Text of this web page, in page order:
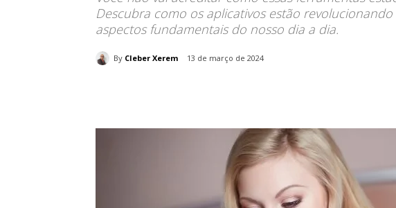
Descubra como os aplicativos estão
aspectos fundamentais do nosso dia a dia.
By Cleber Xerem 13 de março de 2024